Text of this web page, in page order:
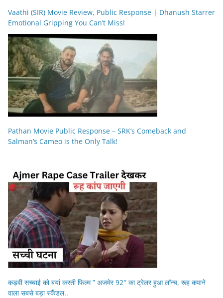
Vaathi (SIR) Movie Review, Public Response | Dhanush Starrer
Emotional Gripping You Can’t Miss!
Pathan Movie Public Response – SRK’s Comeback and
Salman’s Cameo is the Only Talk!
कड़वी सच्चाई को बयां करती फिल्म ” अजमेर 92″ का ट्रेलर हुआ लॉन्च, रूह कपाने
वाला सबसे बड़ा स्कैंडल..